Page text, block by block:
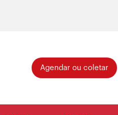
Agendar ou coletar